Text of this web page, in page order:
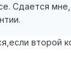
Сдается
второй